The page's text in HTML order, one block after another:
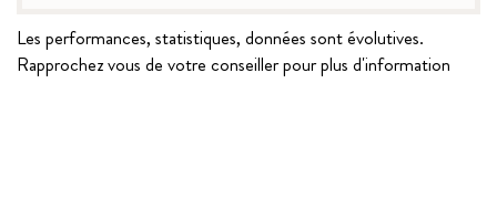
Les performances, statistiques, données sont évolutives.
Rapprochez vous de votre conseiller pour plus d'information